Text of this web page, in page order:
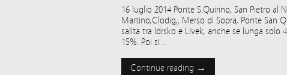
16 luglio 2014 Ponte S.Quirino, San Pietro al
Martino,Clodig,, Merso di Sopra, Ponte San
salita tra Idrsko e Livek, anche se lunga solo
15%. Poi si …
Continue reading →